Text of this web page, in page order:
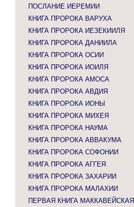
ПОСЛАНИЕ ИЕРЕМИИ
КНИГА ПРОРОКА ВАРУХА
КНИГА ПРОРОКА ИЕЗЕКИИЛЯ
КНИГА ПРОРОКА ДАНИИЛА
КНИГА ПРОРОКА ОСИИ
КНИГА ПРОРОКА ИОИЛЯ
КНИГА ПРОРОКА АМОСА
КНИГА ПРОРОКА АВДИЯ
КНИГА ПРОРОКА ИОНЫ
КНИГА ПРОРОКА МИХЕЯ
КНИГА ПРОРОКА НАУМА
КНИГА ПРОРОКА АВВАКУМА
КНИГА ПРОРОКА СОФОНИИ
КНИГА ПРОРОКА АГГЕЯ
КНИГА ПРОРОКА ЗАХАРИИ
КНИГА ПРОРОКА МАЛАХИИ
ПЕРВАЯ КНИГА МАККАВЕЙСКАЯ